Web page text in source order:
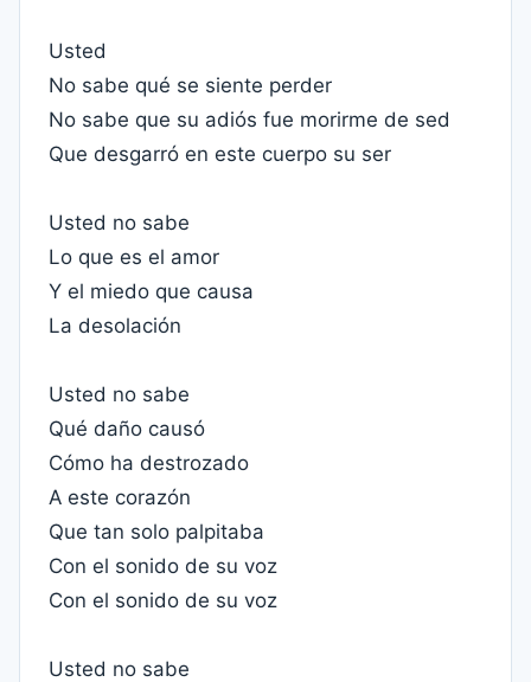
Usted
No sabe qué se siente perder
No sabe que su adiós fue morirme de sed
Que desgarró en este cuerpo su ser
Usted no sabe
Lo que es el amor
Y el miedo que causa
La desolación
Usted no sabe
Qué daño causó
Cómo ha destrozado
A este corazón
Que tan solo palpitaba
Con el sonido de su voz
Con el sonido de su voz
Usted no sabe